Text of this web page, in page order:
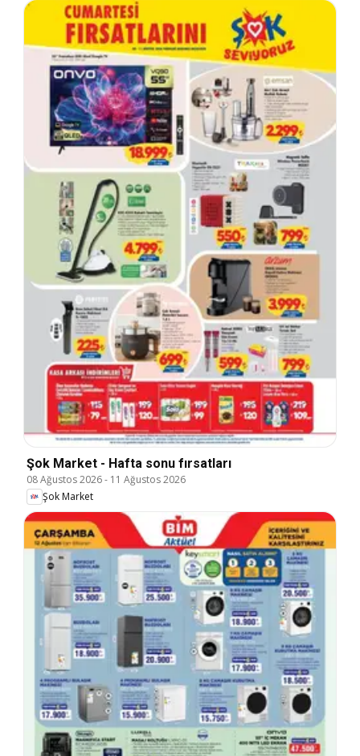
Şok Market - Hafta sonu fırsatları
08 Ağustos 2026- 11 Ağustos 2026
Şok Market